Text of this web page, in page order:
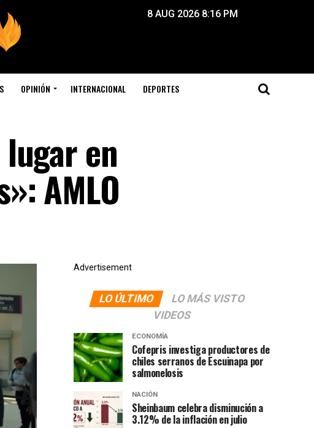
8 AUG 2026 8:16 PM
OPINIÓN INTERNACIONAL DEPORTES
en
AMLO
Advertisement
LO ÚLTIMO
LO MÁS VISTO
VIDEOS
ECONOMÍA
Cofepris investiga productores de
chiles serranos de Escuinapa por
salmonelosis
NACIÓN
Sheinbaum celebra disminución a
3.12% de la inflación en julio